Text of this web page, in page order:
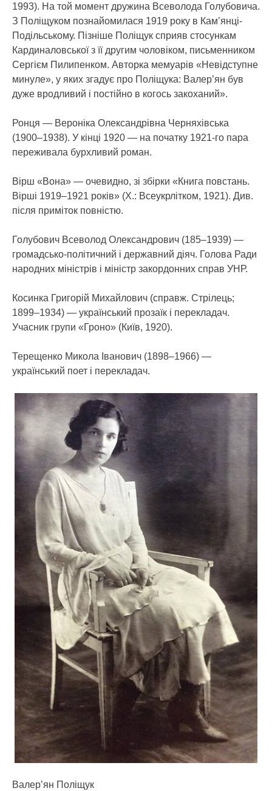
1993). На той момент дружина Всеволода Голубовича.
З Поліщуком познайомилася 1919 року в Кам’янці-
Подільському. Пізніше Поліщук сприяв стосункам
Кардиналовської з її другим чоловіком, письменником
Сергієм Пилипенком. Авторка мемуарів «Невідступне
минуле», у яких згадує про Поліщука: Валер’ян був
дуже вродливий і постійно в когось закоханий».
Ронця — Вероніка Олександрівна Черняхівська
(1900–1938). У кінці 1920 — на початку 1921-го пара
переживала бурхливий роман.
Вірш «Вона» — очевидно, зі збірки «Книга повстань.
Вірші 1919–1921 років» (Х.: Всеукрлітком, 1921). Див.
після приміток повністю.
Голубович Всеволод Олександрович (185–1939) —
громадсько-політичний і державний діяч. Голова Ради
народних міністрів і міністр закордонних справ УНР.
Косинка Григорій Михайлович (справж. Стрілець;
1899–1934) — український прозаїк і перекладач.
Учасник групи «Гроно» (Київ, 1920).
Терещенко Микола Іванович (1898–1966) —
український поет і перекладач.
Валер’ян Поліщук